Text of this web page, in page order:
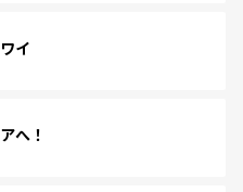
イ
へ！